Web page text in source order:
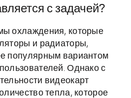
с задачей?
охлаждения, которые
и радиаторы,
популярным вариантом
Однако с
видеокарт
тепла, которое